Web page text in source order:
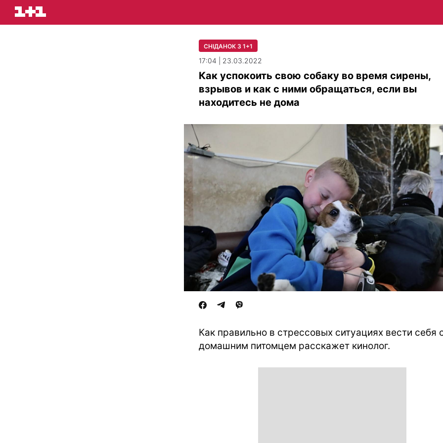
СНІДАНОК З 1+1
17:04 | 23.03.2022
Как успокоить свою собаку во время сирены,
взрывов и как с ними обращаться, если вы
находитесь не дома
Как правильно в стрессовых ситуациях вести себя
домашним питомцем расскажет кинолог.